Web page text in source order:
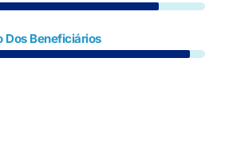
Dos Beneficiários